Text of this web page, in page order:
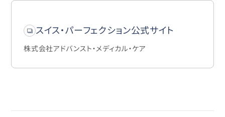
スイス・パーフェクション公式サイト
株式会社アドバンスト・メディカル・ケア